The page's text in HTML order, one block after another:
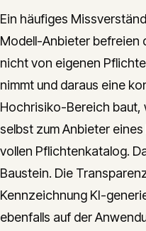
Ein häufiges
Modell-Anbieter befreien
nicht von eigenen
nimmt und daraus eine
Hochrisiko-Bereich baut,
selbst zum Anbieter
vollen Pflichtenkatalog.
Baustein. Die
Kennzeichnung KI-
ebenfalls auf der